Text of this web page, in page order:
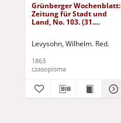
Grünberger Wochenblatt:
Zeitung für Stadt und
Land, No. 103. (31.
Levysohn, Wilhelm. Red.
1863
czasopisma